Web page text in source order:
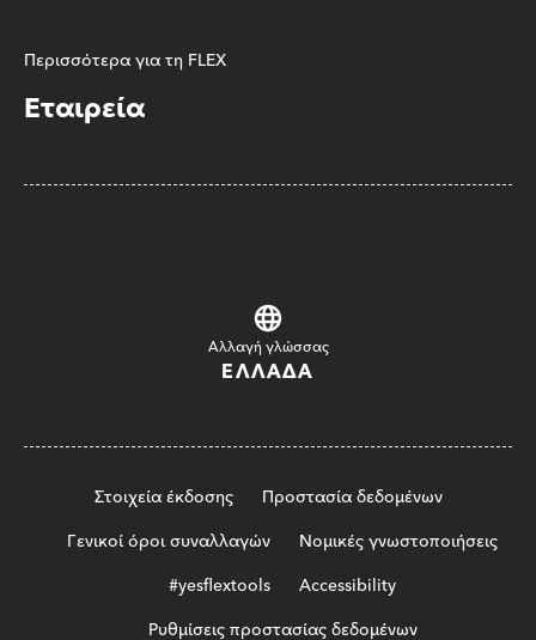
Περισσότερα για τη FLEX
Εταιρεία
Αλλαγή γλώσσας
ΕΛΛΆΔΑ
Στοιχεία έκδοσης
Προστασία δεδομένων
Γενικοί όροι συναλλαγών
Νομικές γνωστοποιήσεις
#yesflextools
Accessibility
Ρυθμίσεις προστασίας δεδομένων